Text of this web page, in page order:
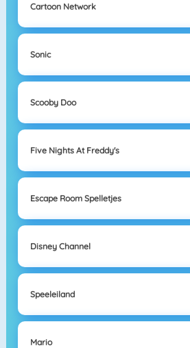
Cartoon Network
Sonic
Scooby Doo
Five Nights At Freddy's
Escape Room Spelletjes
Disney Channel
Speeleiland
Mario